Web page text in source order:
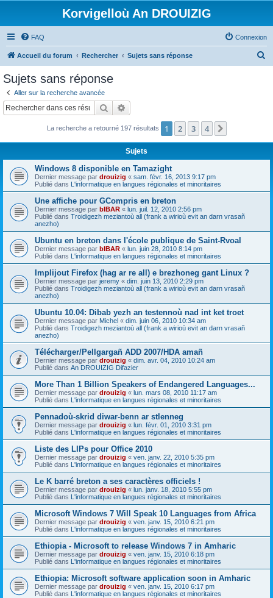
Korvigelloù An DROUIZIG
FAQ Connexion
Accueil du forum Rechercher Sujets sans réponse
c
Sujets sans réponse
Aller sur la recherche avancée
Rechercher
La recherche a retourné 197 résultats 1 2 3 4
Sujets
Windows 8 disponible en Tamazight
Dernier message par drouizig « sam. févr. 16, 2013 9:17 pm
Publié dans L'informatique en langues régionales et minoritaires
Une affiche pour GCompris en breton
Dernier message par bIBAR « lun. juil. 12, 2010 2:56 pm
Publié dans Troidigezh meziantoù all (frank a wirioù evit an darn vrasañ
anezho)
Ubuntu en breton dans l'école publique de Saint-Rvoal
Dernier message par bIBAR « lun. juin 28, 2010 8:14 pm
Publié dans L'informatique en langues régionales et minoritaires
Implijout Firefox (hag ar re all) e brezhoneg gant Linux ?
Dernier message par jeremy « dim. juin 13, 2010 2:29 pm
Publié dans Troidigezh meziantoù all (frank a wirioù evit an darn vrasañ
anezho)
Ubuntu 10.04: Dibab yezh an testennoù nad int ket troet
Dernier message par Michel « dim. juin 06, 2010 10:34 am
Publié dans Troidigezh meziantoù all (frank a wirioù evit an darn vrasañ
anezho)
Télécharger/Pellgargañ ADD 2007/HDA amañ
Dernier message par drouizig « dim. avr. 04, 2010 10:24 am
Publié dans An DROUIZIG Difazier
More Than 1 Billion Speakers of Endangered Languages...
Dernier message par drouizig « lun. mars 08, 2010 11:17 am
Publié dans L'informatique en langues régionales et minoritaires
Pennadoù-skrid diwar-benn ar stlenneg
Dernier message par drouizig « lun. févr. 01, 2010 3:31 pm
Publié dans L'informatique en langues régionales et minoritaires
Liste des LIPs pour Office 2010
Dernier message par drouizig « ven. janv. 22, 2010 5:35 pm
Publié dans L'informatique en langues régionales et minoritaires
Le K barré breton a ses caractères officiels !
Dernier message par drouizig « lun. janv. 18, 2010 5:55 pm
Publié dans L'informatique en langues régionales et minoritaires
Microsoft Windows 7 Will Speak 10 Languages from Africa
Dernier message par drouizig « ven. janv. 15, 2010 6:21 pm
Publié dans L'informatique en langues régionales et minoritaires
Ethiopia - Microsoft to release Windows 7 in Amharic
Dernier message par drouizig « ven. janv. 15, 2010 6:18 pm
Publié dans L'informatique en langues régionales et minoritaires
Ethiopia: Microsoft software application soon in Amharic
Dernier message par drouizig « ven. janv. 15, 2010 6:17 pm
Publié dans L'informatique en langues régionales et minoritaires